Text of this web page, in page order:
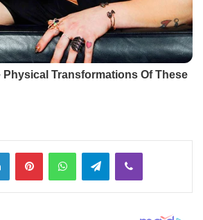
LinkedInPinterestWhatsAppTelegramViber